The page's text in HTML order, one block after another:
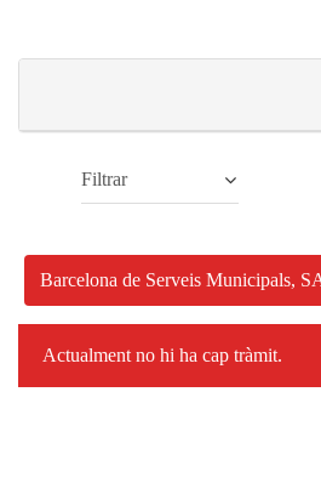
Filtrar
Barcelona de Serveis Municipals,
Actualment no hi ha cap tràmit.